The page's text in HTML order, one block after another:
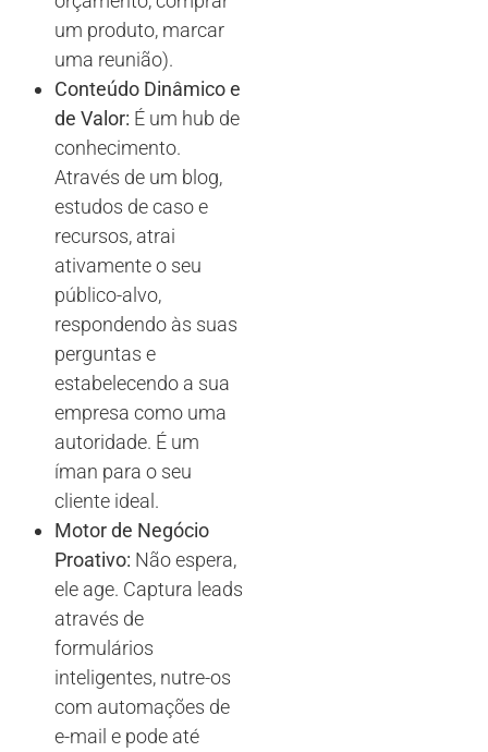
um produto, marcar
uma reunião).
Conteúdo Dinâmico e
de Valor: É um hub de
conhecimento.
Através de um blog,
estudos de caso e
recursos, atrai
ativamente o seu
público-alvo,
respondendo às suas
perguntas e
estabelecendo a sua
empresa como uma
autoridade. É um
íman para o seu
cliente ideal.
Motor de Negócio
Proativo: Não espera,
ele age. Captura leads
através de
formulários
inteligentes, nutre-os
com automações de
e-mail e pode até